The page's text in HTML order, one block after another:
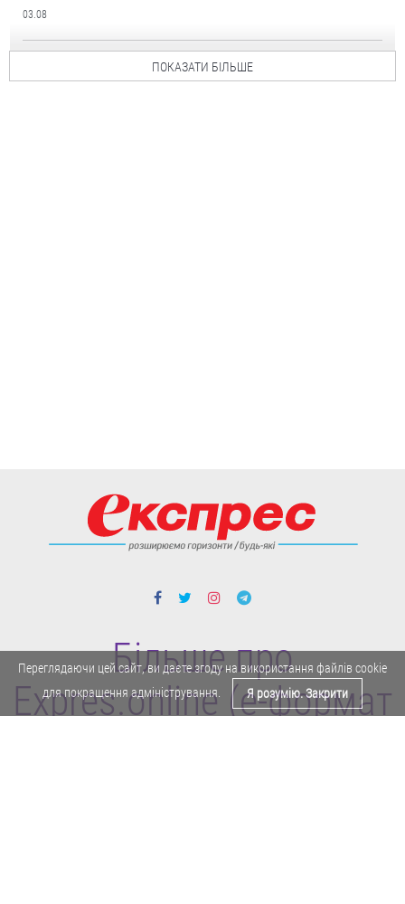
03.08
ПОКАЗАТИ БІЛЬШЕ
Більше про
Expres.online (e-формат
Переглядаючи цей сайт, ви даєте згоду на використання файлів cookie
для покращення адміністрування.
Я розумію. Закрити